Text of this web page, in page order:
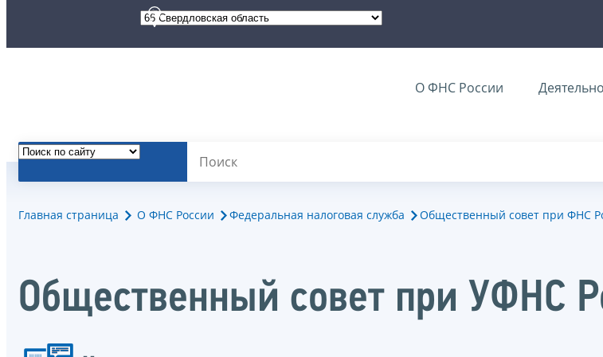
О ФНС России
Главная страница О ФНС России Федеральная налоговая служба Общественный совет при ФНС
Общественный совет при УФНС